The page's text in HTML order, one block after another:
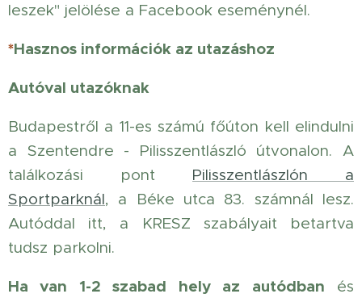
leszek" jelölése a Facebook eseménynél.
*Hasznos információk az utazáshoz
Autóval utazóknak
Budapestről a 11-es számú főúton kell elindulni
a Szentendre - Pilisszentlászló útvonalon. A
találkozási pont Pilisszentlászlón a
Sportparknál, a Béke utca 83. számnál lesz.
Autóddal itt, a KRESZ szabályait betartva
tudsz parkolni.
Ha van 1-2 szabad hely az autódban és